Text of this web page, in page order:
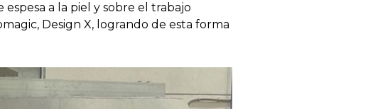
a la piel y sobre el trabajo
Design X, logrando de esta forma